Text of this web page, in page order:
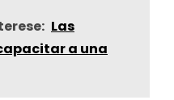
Las
a una